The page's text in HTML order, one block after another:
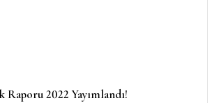
Raporu 2022 Yayımlandı!